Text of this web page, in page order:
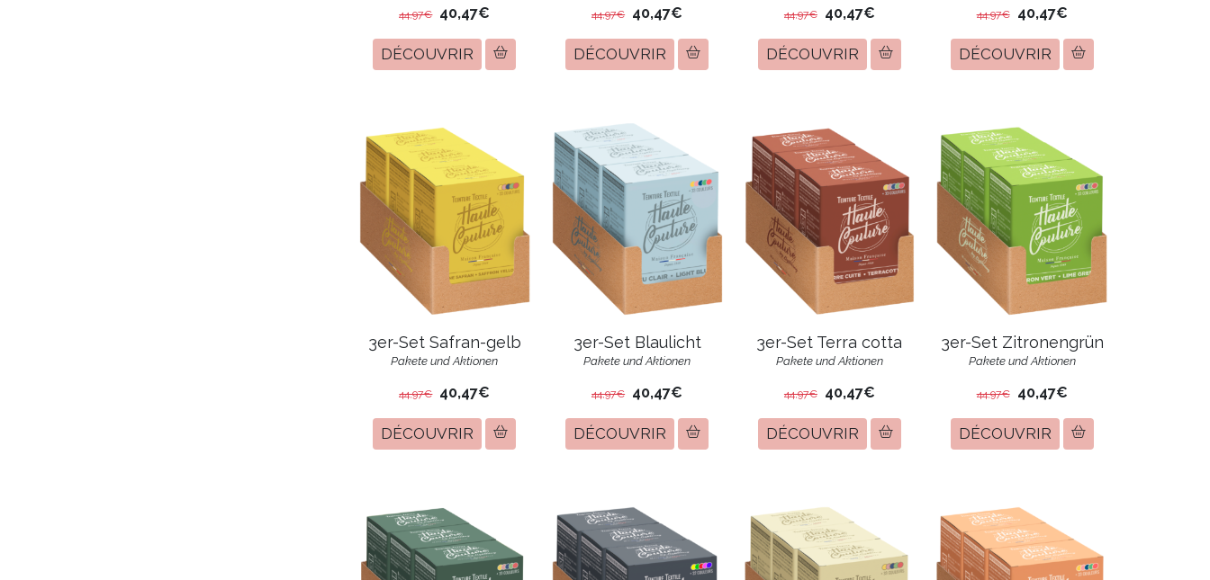
44,97€ 40,47€
DÉCOUVRIR
44,97€ 40,47€
DÉCOUVRIR
44,97€ 40,47€
DÉCOUVRIR
44,97€ 40,47€
DÉCOUVRIR
3er-Set Safran-gelb
Pakete und Aktionen
44,97€ 40,47€
DÉCOUVRIR
3er-Set Blaulicht
Pakete und Aktionen
44,97€ 40,47€
DÉCOUVRIR
3er-Set Terra cotta
Pakete und Aktionen
44,97€ 40,47€
DÉCOUVRIR
3er-Set Zitronengrün
Pakete und Aktionen
44,97€ 40,47€
DÉCOUVRIR